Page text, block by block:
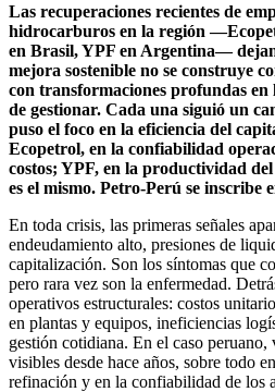
Las recuperaciones recientes de
hidrocarburos en la región
en Brasil, YPF en Argentina—
mejora sostenible no se construye
con transformaciones profundas
de gestionar. Cada una siguió un
puso el foco en la eficiencia del
Ecopetrol, en la confiabilidad
costos; YPF, en la productividad
es el mismo. Petro-Perú se inscribe
En toda crisis, las primeras señales
endeudamiento alto, presiones de
capitalización. Son los síntomas que
pero rara vez son la enfermedad.
operativos estructurales: costos
en plantas y equipos, ineficiencias
gestión cotidiana. En el caso peruano,
visibles desde hace años, sobre todo
refinación y en la confiabilidad de los